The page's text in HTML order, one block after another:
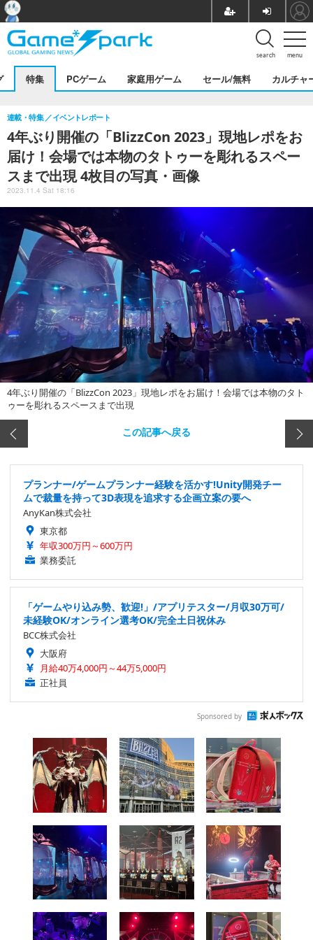
menu
search
特集 PCゲーム 家庭用ゲーム セール/無料 カルチャ
4年ぶり開催の「BlizzCon 2023」現地レポをお
届け！会場では本物のタトゥーを彫れるスペー
スまで出現 4枚目の写真・画像
連載・特集 イベントレポート
2023.11.4 Sat 18:16
4年ぶり開催の「BlizzCon 2023」現地レポをお届け！会場では本物のタト
ゥーを彫れるスペースまで出現
この記事へ戻る
プランナー/ゲームプランナー経験を活かす!Unity開発チー
ムで裁量を持って3D表現を追求する企画立案の要へ
AnyKan株式会社
東京都
年収300万円～600万円
業務委託
「ゲームやり込み勢、歓迎!」/アプリテスター/月収30万可/
未経験OK/オンライン選考OK/完全土日祝休み
BCC株式会社
大阪府
月給40万4,000円～44万5,000円
正社員
Sponsored by